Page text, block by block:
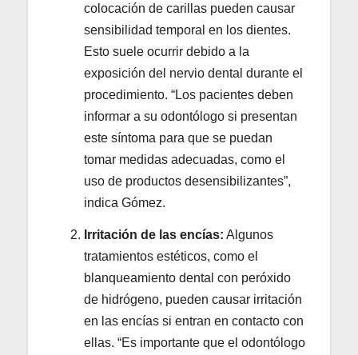
colocación de carillas pueden causar
sensibilidad temporal en los dientes.
Esto suele ocurrir debido a la
exposición del nervio dental durante el
procedimiento. “Los pacientes deben
informar a su odontólogo si presentan
este síntoma para que se puedan
tomar medidas adecuadas, como el
uso de productos desensibilizantes”,
indica Gómez.
Irritación de las encías: Algunos
tratamientos estéticos, como el
blanqueamiento dental con peróxido
de hidrógeno, pueden causar irritación
en las encías si entran en contacto con
ellas. “Es importante que el odontólogo